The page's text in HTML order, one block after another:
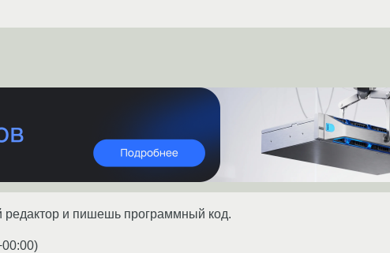
и пишешь программный код.
)